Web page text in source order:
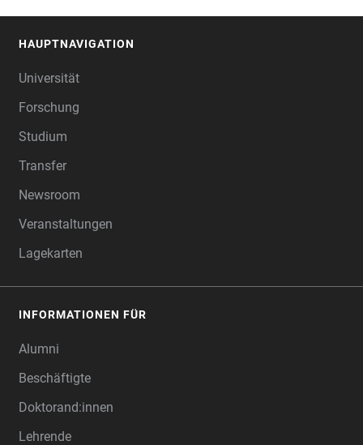
HAUPTNAVIGATION
Universität
Forschung
Studium
Transfer
Newsroom
Veranstaltungen
Lagekarten
INFORMATIONEN FÜR
Alumni
Beschäftigte
Doktorand:innen
Lehrende